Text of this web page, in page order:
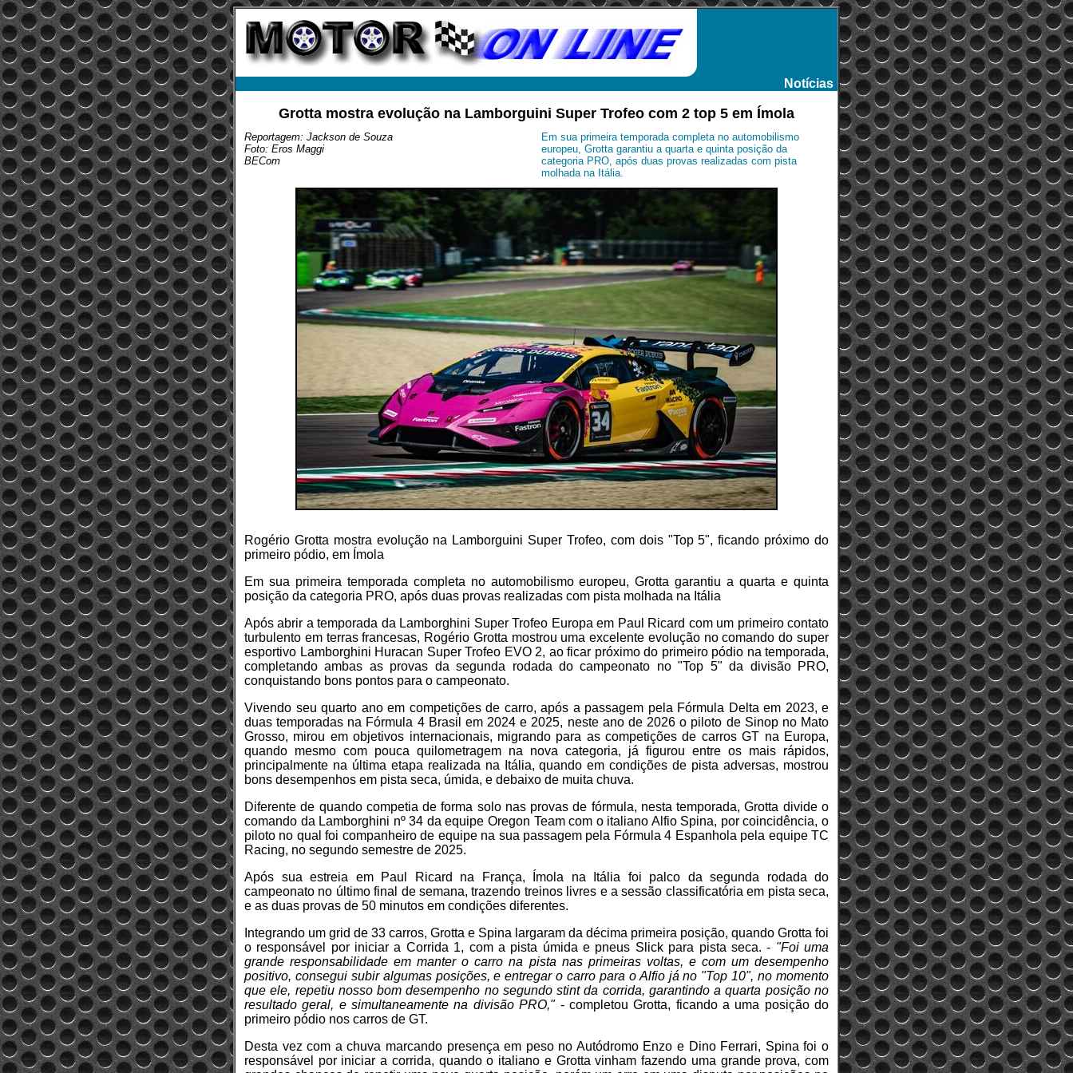
Notícias
Grotta mostra evolução na Lamborguini Super Trofeo com 2 top 5 em Ímola
Reportagem: Jackson de Souza
Foto: Eros Maggi
BECom
Em sua primeira temporada completa no automobilismo
europeu, Grotta garantiu a quarta e quinta posição da
categoria PRO, após duas provas realizadas com pista
molhada na Itália.
Rogério Grotta mostra evolução na Lamborguini Super Trofeo, com dois "Top 5", ficando próximo do
primeiro pódio, em Ímola
Em sua primeira temporada completa no automobilismo europeu, Grotta garantiu a quarta e quinta
posição da categoria PRO, após duas provas realizadas com pista molhada na Itália
Após abrir a temporada da Lamborghini Super Trofeo Europa em Paul Ricard com um primeiro contato
turbulento em terras francesas, Rogério Grotta mostrou uma excelente evolução no comando do super
esportivo Lamborghini Huracan Super Trofeo EVO 2, ao ficar próximo do primeiro pódio na temporada,
completando ambas as provas da segunda rodada do campeonato no "Top 5" da divisão PRO,
conquistando bons pontos para o campeonato.
Vivendo seu quarto ano em competições de carro, após a passagem pela Fórmula Delta em 2023, e
duas temporadas na Fórmula 4 Brasil em 2024 e 2025, neste ano de 2026 o piloto de Sinop no Mato
Grosso, mirou em objetivos internacionais, migrando para as competições de carros GT na Europa,
quando mesmo com pouca quilometragem na nova categoria, já figurou entre os mais rápidos,
principalmente na última etapa realizada na Itália, quando em condições de pista adversas, mostrou
bons desempenhos em pista seca, úmida, e debaixo de muita chuva.
Diferente de quando competia de forma solo nas provas de fórmula, nesta temporada, Grotta divide o
comando da Lamborghini nº 34 da equipe Oregon Team com o italiano Alfio Spina, por coincidência, o
piloto no qual foi companheiro de equipe na sua passagem pela Fórmula 4 Espanhola pela equipe TC
Racing, no segundo semestre de 2025.
Após sua estreia em Paul Ricard na França, Ímola na Itália foi palco da segunda rodada do
campeonato no último final de semana, trazendo treinos livres e a sessão classificatória em pista seca,
e as duas provas de 50 minutos em condições diferentes.
Integrando um grid de 33 carros, Grotta e Spina largaram da décima primeira posição, quando Grotta foi
o responsável por iniciar a Corrida 1, com a pista úmida e pneus Slick para pista seca. - "Foi uma
grande responsabilidade em manter o carro na pista nas primeiras voltas, e com um desempenho
positivo, consegui subir algumas posições, e entregar o carro para o Alfio já no "Top 10", no momento
que ele, repetiu nosso bom desempenho no segundo stint da corrida, garantindo a quarta posição no
resultado geral, e simultaneamente na divisão PRO,"- completou Grotta, ficando a uma posição do
primeiro pódio nos carros de GT.
Desta vez com a chuva marcando presença em peso no Autódromo Enzo e Dino Ferrari, Spina foi o
responsável por iniciar a corrida, quando o italiano e Grotta vinham fazendo uma grande prova, com